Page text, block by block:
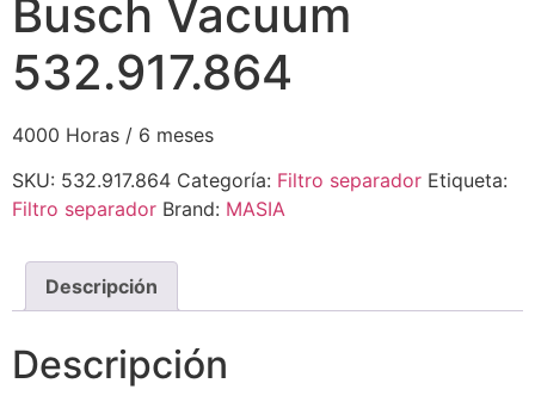
Busch Vacuum
532.917.864
4000 Horas / 6 meses
SKU: 532.917.864 Categoría: Filtro separador Etiqueta:
Filtro separador Brand: MASIA
Descripción
Descripción